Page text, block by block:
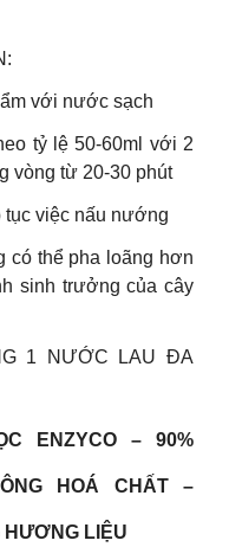
với nước sạch
tỷ lệ 50-60ml với 2
vòng từ 20-30 phút
việc nấu nướng
có thể pha loãng hơn
sinh trưởng của cây
1 NƯỚC LAU ĐA
ENZYCO – 90%
HOÁ CHẤT –
HƯƠNG LIỆU